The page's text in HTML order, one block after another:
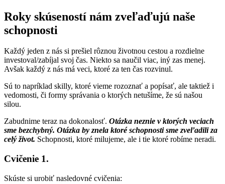
Roky skúseností nám zveľaďujú naše
schopnosti
Každý jeden z nás si prešiel rôznou životnou cestou a rozdielne
investoval/zabíjal svoj čas. Niekto sa naučil viac, iný zas menej.
Avšak každý z nás má veci, ktoré za ten čas rozvinul.
Sú to napríklad skilly, ktoré vieme rozoznať a popísať, ale taktiež i
vedomosti, či formy správania o ktorých netušíme, že sú našou
silou.
Zabudnime teraz na dokonalosť. Otázka neznie v ktorých veciach
sme bezchybný. Otázka by znela ktoré schopnosti sme zveľadili za
celý život. Schopnosti, ktoré milujeme, ale i tie ktoré robíme neradi.
Cvičenie 1.
Skúste si urobiť nasledovné cvičenia: